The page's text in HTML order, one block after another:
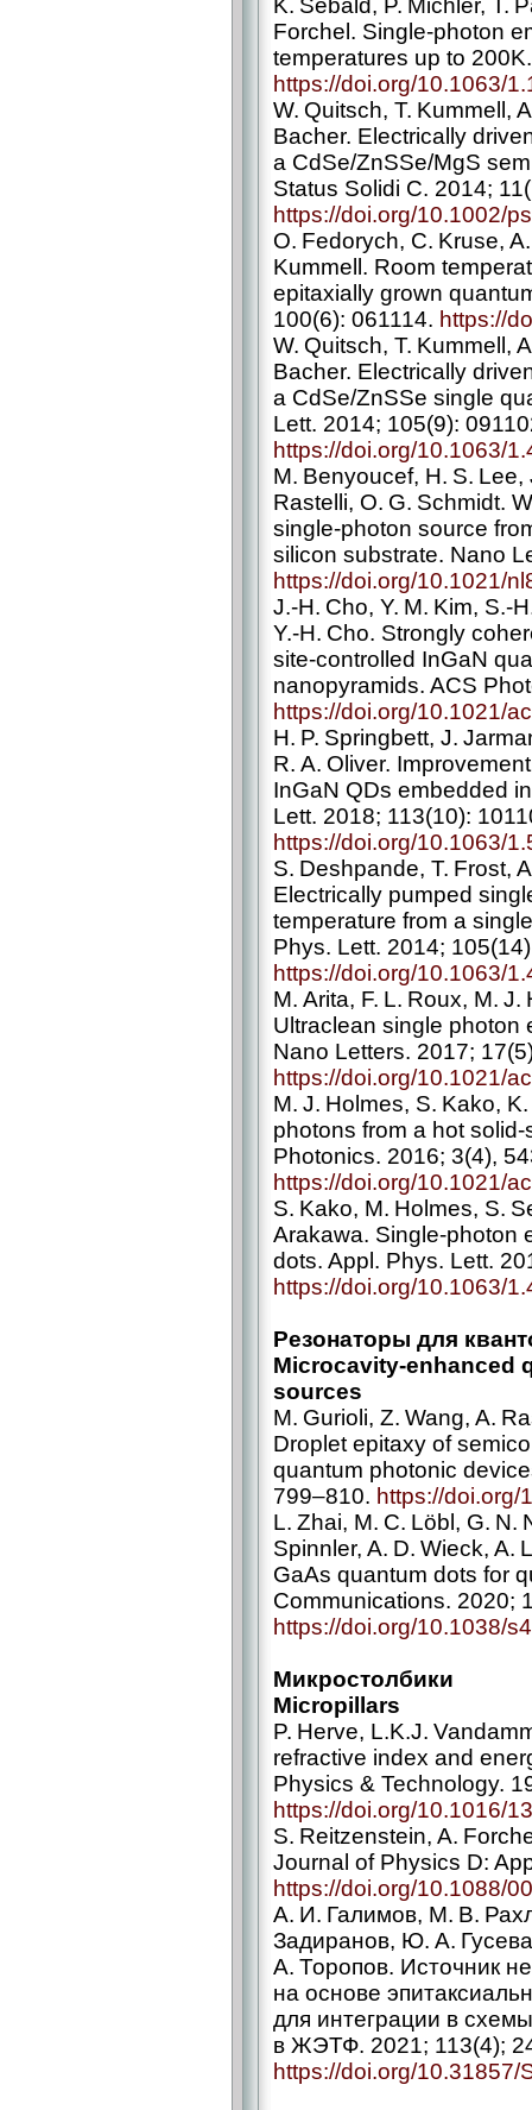
K. Sebald, P. Michler, T.
Forchel. Single-­photon
temperatures up to
https://doi.org/10.1063/
W. Quitsch, T. Kummell,
Bacher. Electrically
a CdSe/ZnSSe/MgS
Status Solidi C. 2014;
https://doi.org/10.1002/
O. Fedorych, C. Kruse,
Kummell. Room
epitaxially grown
100(6): 061114. https://
W. Quitsch, T. Kummell,
Bacher. Electrically
a CdSe/ZnSSe single
Lett. 2014; 105(9):
https://doi.org/10.1063/
M. Benyoucef, H. S. Lee,
Rastelli, O. G. Schmidt.
single-­photon source
silicon substrate. Nano
https://doi.org/10.1021/
J.-H. Cho, Y. M. Kim, S.-
Y.-H. Cho. Strongly
site-controlled InGaN
nanopyramids. ACS
https://doi.org/10.1021/
H. P. Springbett, J.
R. A. Oliver.
InGaN QDs embedded
Lett. 2018; 113(10):
https://doi.org/10.1063/
S. Deshpande, T. Frost,
Electrically pumped
temperature from a
Phys. Lett. 2014;
https://doi.org/10.1063/
M. Arita, F. L. Roux, M.
Ultraclean single photon
Nano Letters. 2017;
https://doi.org/10.1021/
M. J. Holmes, S. Kako,
photons from a hot
Photonics. 2016; 3(4),
https://doi.org/10.1021/
S. Kako, M. Holmes, S.
Arakawa. Single-­photon
dots. Appl. Phys. Lett.
https://doi.org/10.1063/
Резонаторы для
Microcavity-­enhanced
sources
M. Gurioli, Z. Wang, A.
Droplet epitaxy of
quantum photonic
799–810. https://doi.org/
L. Zhai, M. C. Löbl, G.
Spinnler, A. D. Wieck, A.
GaAs quantum dots for
Communications. 2020;
https://doi.org/10.1038/
Микростолбики
Micropillars
P. Herve, L.K.J.
refractive index and
Physics & Technology.
https://doi.org/10.1016/
S. Reitzenstein, A.
Journal of Physics D:
https://doi.org/10.1088/
А. И. Галимов, М. В.
Задиранов, Ю. А.
А. Торопов. Источник
на основе
для интеграции в
в ЖЭТФ. 2021; 113(4);
https://doi.org/